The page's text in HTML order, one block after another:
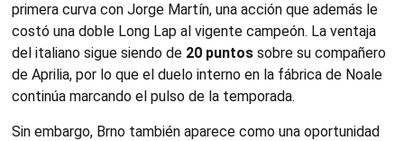
primera curva con Jorge Martín, una acción que además le
costó una doble Long Lap al vigente campeón. La ventaja
del italiano sigue siendo de 20 puntos sobre su compañero
de Aprilia, por lo que el duelo interno en la fábrica de Noale
continúa marcando el pulso de la temporada.
Sin embargo, Brno también aparece como una oportunidad